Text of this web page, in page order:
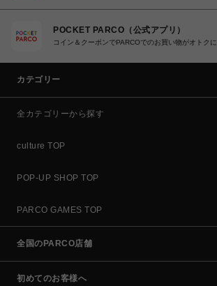
POCKET PARCO（公式アプリ）
コイン＆クーポンでPARCOでのお買い物がオトクに
カテゴリー
全カテゴリーから探す
culture TOP
POP-UP SHOP TOP
PARCO GAMES TOP
全国のPARCO店舗
初めてのお客様へ